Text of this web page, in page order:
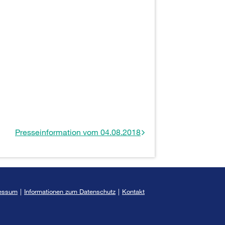
Presseinformation vom 04.08.2018
| Informationen zum Datenschutz | Kontakt